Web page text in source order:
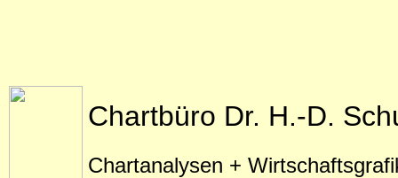
Chartbüro Dr. H.-D.
Chartanalysen +